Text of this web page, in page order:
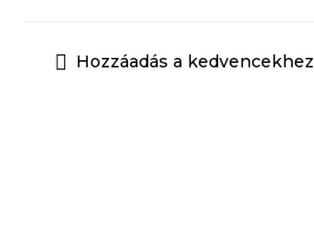
Hozzáadás a kedvencekhez